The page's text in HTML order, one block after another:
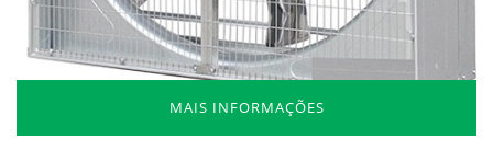
MAIS INFORMAÇÕES